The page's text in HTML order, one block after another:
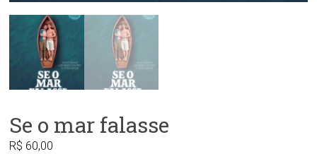
Se o mar falasse
R$ 60,00